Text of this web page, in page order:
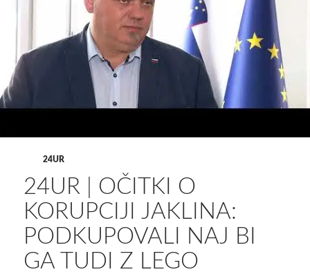
24UR
24UR | OČITKI O
KORUPCIJI JAKLINA:
PODKUPOVALI NAJ BI
GA TUDI Z LEGO